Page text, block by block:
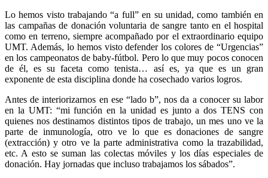
Lo hemos visto trabajando “a full” en su unidad, como también en
las campañas de donación voluntaria de sangre tanto en el hospital
como en terreno, siempre acompañado por el extraordinario equipo
UMT. Además, lo hemos visto defender los colores de “Urgencias”
en los campeonatos de baby-fútbol. Pero lo que muy pocos conocen
de él, es su faceta como tenista… así es, ya que es un gran
exponente de esta disciplina donde ha cosechado varios logros.
Antes de interiorizarnos en ese “lado b”, nos da a conocer su labor
en la UMT: “mi función en la unidad es junto a dos TENS con
quienes nos destinamos distintos tipos de trabajo, un mes uno ve la
parte de inmunología, otro ve lo que es donaciones de sangre
(extracción) y otro ve la parte administrativa como la trazabilidad,
etc. A esto se suman las colectas móviles y los días especiales de
donación. Hay jornadas que incluso trabajamos los sábados”.